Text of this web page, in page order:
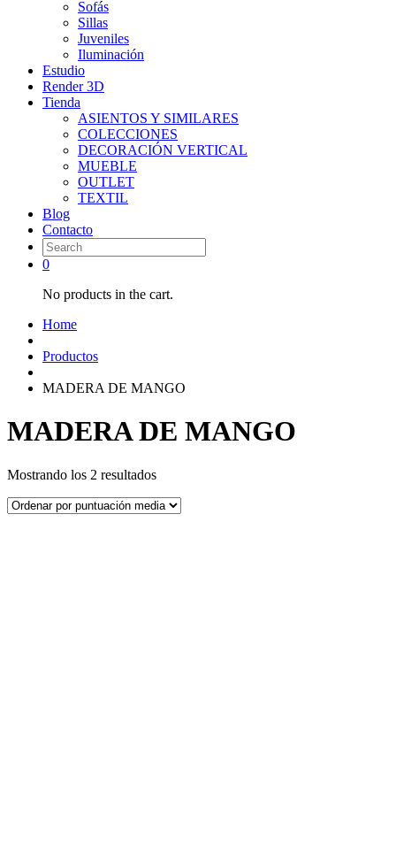
Sofás
Sillas
Juveniles
Iluminación
Estudio
Render 3D
Tienda
ASIENTOS Y SIMILARES
COLECCIONES
DECORACIÓN VERTICAL
MUEBLE
OUTLET
TEXTIL
Blog
Contacto
0
No products in the cart.
Home
Productos
MADERA DE MANGO
MADERA DE MANGO
Mostrando los 2 resultadosOrdenado
puntuación